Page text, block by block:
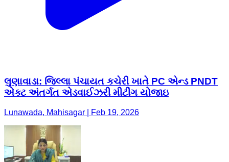
લુણાવાડા: જિલ્લા પંચાયત કચેરી ખાતે PC એન્ડ PNDT
એક્ટ અંતર્ગત એડવાઈઝરી મીટીંગ યોજાઇ
Lunawada, Mahisagar | Feb 19, 2026